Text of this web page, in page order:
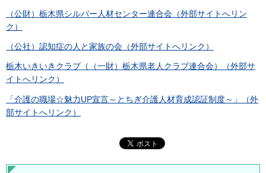
（公財）栃木県シルバー人材センター連合会（外部サイトへリン
ク）
（公社）認知症の人と家族の会（外部サイトへリンク）
栃木いきいきクラブ（（一財）栃木県老人クラブ連合会）（外部サ
イトへリンク）
「介護の職場☆魅力UP宣言～とちぎ介護人材育成認証制度～」（外
部サイトへリンク）